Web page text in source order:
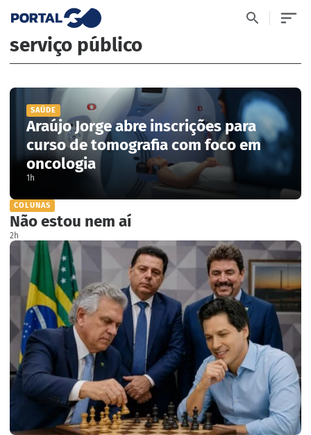
serviço público
SAÚDE
Araújo Jorge abre inscrições para
curso de tomografia com foco em
oncologia
1h
COLUNAS
Não estou nem aí
2h